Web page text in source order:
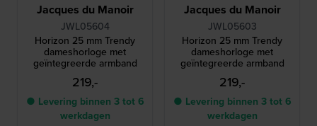
Jacques du Manoir
JWL05604
Horizon 25 mm Trendy
dameshorloge met
geïntegreerde armband
219,-
● Levering binnen 3 tot 6
werkdagen
Jacques du Manoir
JWL05603
Horizon 25 mm Trendy
dameshorloge met
geïntegreerde armband
219,-
● Levering binnen 3 tot 6
werkdagen